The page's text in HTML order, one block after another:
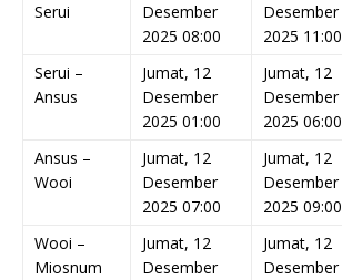
Serui
Desember
2025 08:00
Desember
2025 11:00
Serui –
Ansus
Jumat, 12
Desember
2025 01:00
Jumat, 12
Desember
2025 06:00
Ansus –
Wooi
Jumat, 12
Desember
2025 07:00
Jumat, 12
Desember
2025 09:00
Wooi –
Miosnum
Jumat, 12
Desember
Jumat, 12
Desember